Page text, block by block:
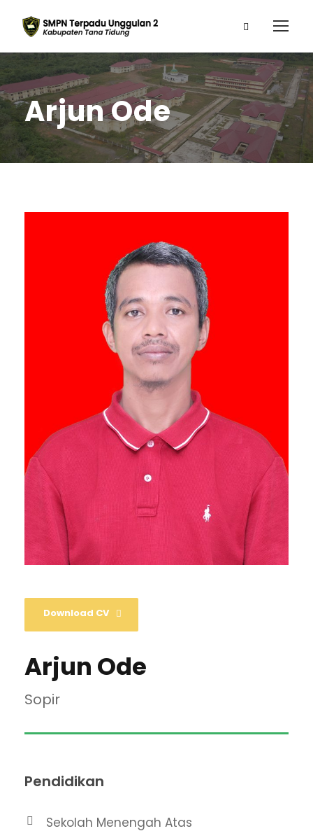
Arjun Ode
Download CV
Arjun Ode
Sopir
Pendidikan
Sekolah Menengah Atas